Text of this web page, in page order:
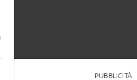
PUBBLICITÀ